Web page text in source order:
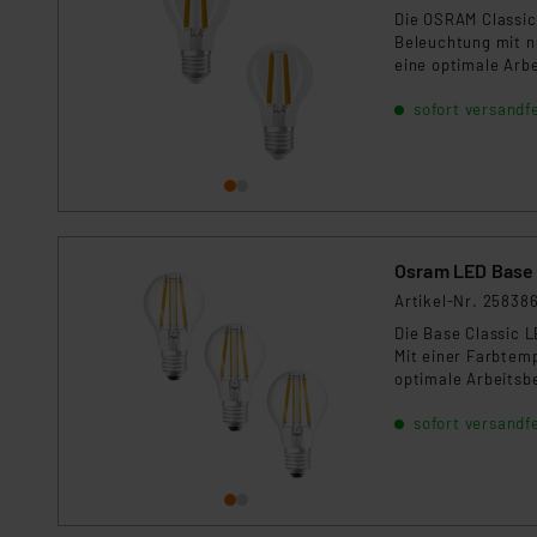
Die OSRAM
Beleuchtung mit
eine optimale
sie zu einer
sofort
Osram LED
Artikel-Nr. 258386
Die Base Classic
Mit einer
optimale
Lebensdauer von
sofort